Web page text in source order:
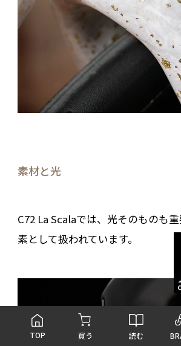
TOP 買う 読む
素材と光
C72 La Scalaでは、光そのものも
素として扱われています。